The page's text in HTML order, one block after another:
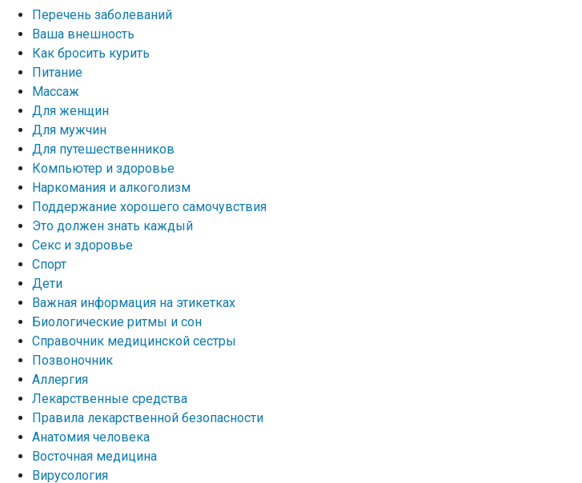
Перечень заболеваний
Ваша внешность
Как бросить курить
Питание
Массаж
Для женщин
Для мужчин
Для путешественников
Компьютер и здоровье
Наркомания и алкоголизм
Поддержание хорошего самочувствия
Это должен знать каждый
Секс и здоровье
Спорт
Дети
Важная информация на этикетках
Биологические ритмы и сон
Справочник медицинской сестры
Позвоночник
Аллергия
Лекарственные средства
Правила лекарственной безопасности
Aнатомия человека
Восточная медицина
Вирусология